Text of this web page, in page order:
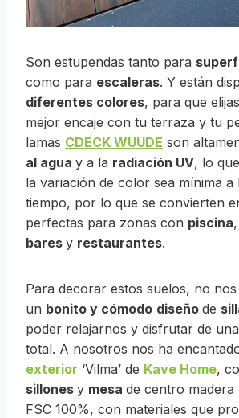
Son estupendas tanto para
como para escaleras. Y están
diferentes colores, para que
mejor encaje con tu terraza y tu
lamas CDECK WUUDE son
al agua y a la radiación UV, lo
la variación de color sea mínima a
tiempo, por lo que se convierten
perfectas para zonas con piscina
bares y restaurantes.
Para decorar estos suelos, no
un bonito y cómodo diseño de
poder relajarnos y disfrutar de
total. A nosotros nos ha
exterior ‘Vilma’ de Kave Home,
sillones y mesa de centro madera
FSC 100%, con materiales que